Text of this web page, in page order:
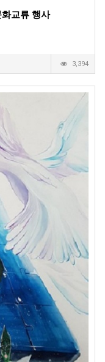
교류 행사
3,394